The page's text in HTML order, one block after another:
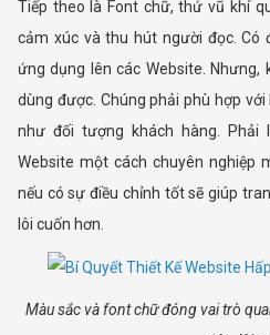
Tiếp theo là Font chữ, thứ vũ khí
cảm xúc và thu hút người đọc. Có
ứng dụng lên các Website. Nhưng,
dùng được. Chúng phải phù hợp
như đối tượng khách hàng. Phải
Website một cách chuyên nghiệp
nếu có sự điều chỉnh tốt sẽ giúp
lôi cuốn hơn.
Màu sắc và font chữ đóng vai trò